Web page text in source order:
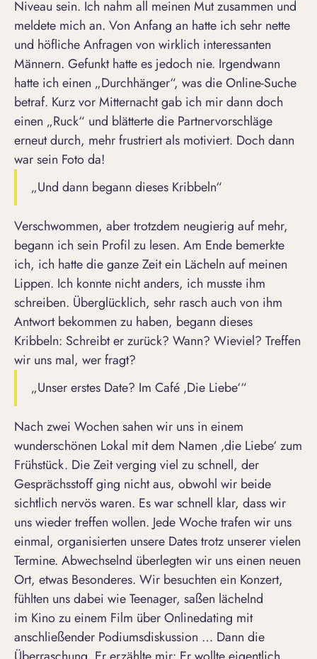
Niveau sein. Ich nahm all meinen Mut zusammen und
meldete mich an. Von Anfang an hatte ich sehr nette
und höfliche Anfragen von wirklich interessanten
Männern. Gefunkt hatte es jedoch nie. Irgendwann
hatte ich einen „Durchhänger“, was die Online-Suche
betraf. Kurz vor Mitternacht gab ich mir dann doch
einen „Ruck“ und blätterte die Partnervorschläge
erneut durch, mehr frustriert als motiviert. Doch dann
war sein Foto da!
„Und dann begann dieses Kribbeln“
Verschwommen, aber trotzdem neugierig auf mehr,
begann ich sein Profil zu lesen. Am Ende bemerkte
ich, ich hatte die ganze Zeit ein Lächeln auf meinen
Lippen. Ich konnte nicht anders, ich musste ihm
schreiben. Überglücklich, sehr rasch auch von ihm
Antwort bekommen zu haben, begann dieses
Kribbeln: Schreibt er zurück? Wann? Wieviel? Treffen
wir uns mal, wer fragt?
„Unser erstes Date? Im Café ‚Die Liebe‘“
Nach zwei Wochen sahen wir uns in einem
wunderschönen Lokal mit dem Namen ‚die Liebe‘ zum
Frühstück. Die Zeit verging viel zu schnell, der
Gesprächsstoff ging nicht aus, obwohl wir beide
sichtlich nervös waren. Es war schnell klar, dass wir
uns wieder treffen wollen. Jede Woche trafen wir uns
einmal, organisierten unsere Dates trotz unserer vielen
Termine. Abwechselnd überlegten wir uns einen neuen
Ort, etwas Besonderes. Wir besuchten ein Konzert,
fühlten uns dabei wie Teenager, saßen lächelnd
im Kino zu einem Film über Onlinedating mit
anschließender Podiumsdiskussion … Dann die